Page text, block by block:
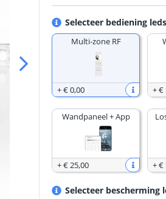
Selecteer bediening
Multi-zone RF
+€ 0,00 +€
Wandpaneel + App
+€ 25,00 +€
Selecteer bescherming